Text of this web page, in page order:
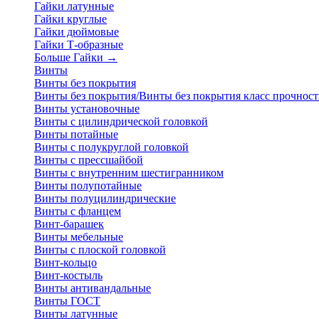
Гайки латунные
Гайки круглые
Гайки дюймовые
Гайки Т-образные
Больше Гайки →
Винты
Винты без покрытия
Винты без покрытия/Винты без покрытия класс
Винты установочные
Винты с цилиндрической головкой
Винты потайные
Винты с полукруглой головкой
Винты с прессшайбой
Винты с внутренним шестигранником
Винты полупотайные
Винты полуцилиндрические
Винты с фланцем
Винт-барашек
Винты мебельные
Винты с плоской головкой
Винт-кольцо
Винт-костыль
Винты антивандальные
Винты ГОСТ
Винты латунные